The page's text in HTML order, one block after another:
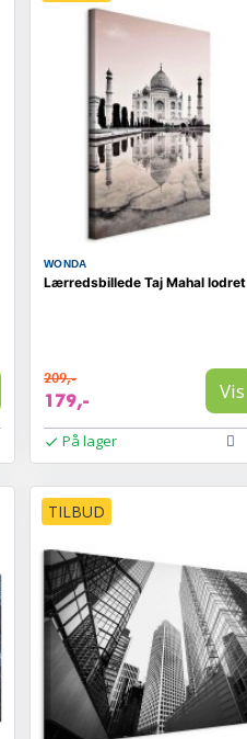
WONDA
Lærredsbillede Taj Mahal lodret
209,-
179,- Vis
På lager
TILBUD